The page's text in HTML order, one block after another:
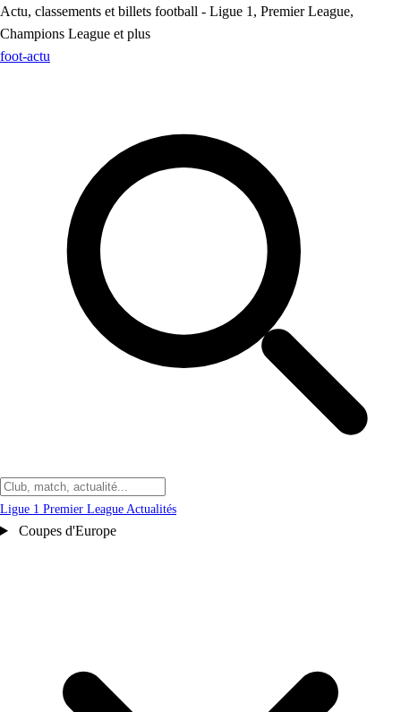
Actu, classements et billets football - Ligue 1, Premier League,
Champions League et plus
foot-actu
Ligue 1 Premier League Actualités
Coupes d'Europe